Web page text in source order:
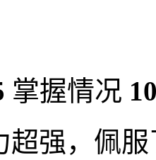
掌握情况
超强，佩服